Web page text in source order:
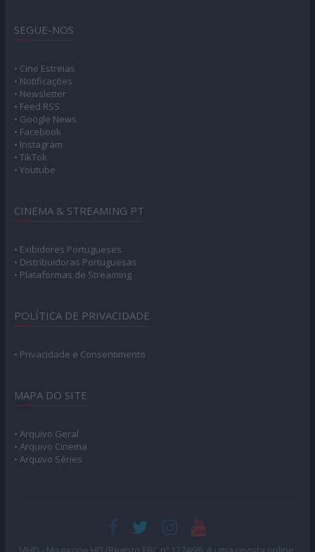
SEGUE-NOS
• Cine Estreias
• Notificações
• Newsletter
• Feed RSS
• Google News
• Facebook
• Instagram
• TikTok
• Youtube
CINEMA & STREAMING PT
• Exibidores Portugueses
• Distribuidoras Portuguesas
• Plataformas de Streaming
POLÍTICA DE PRIVACIDADE
• Privacidade e Consentimento
MAPA DO SITE
• Arquivo Geral
• Arquivo Cinema
• Arquivo Séries